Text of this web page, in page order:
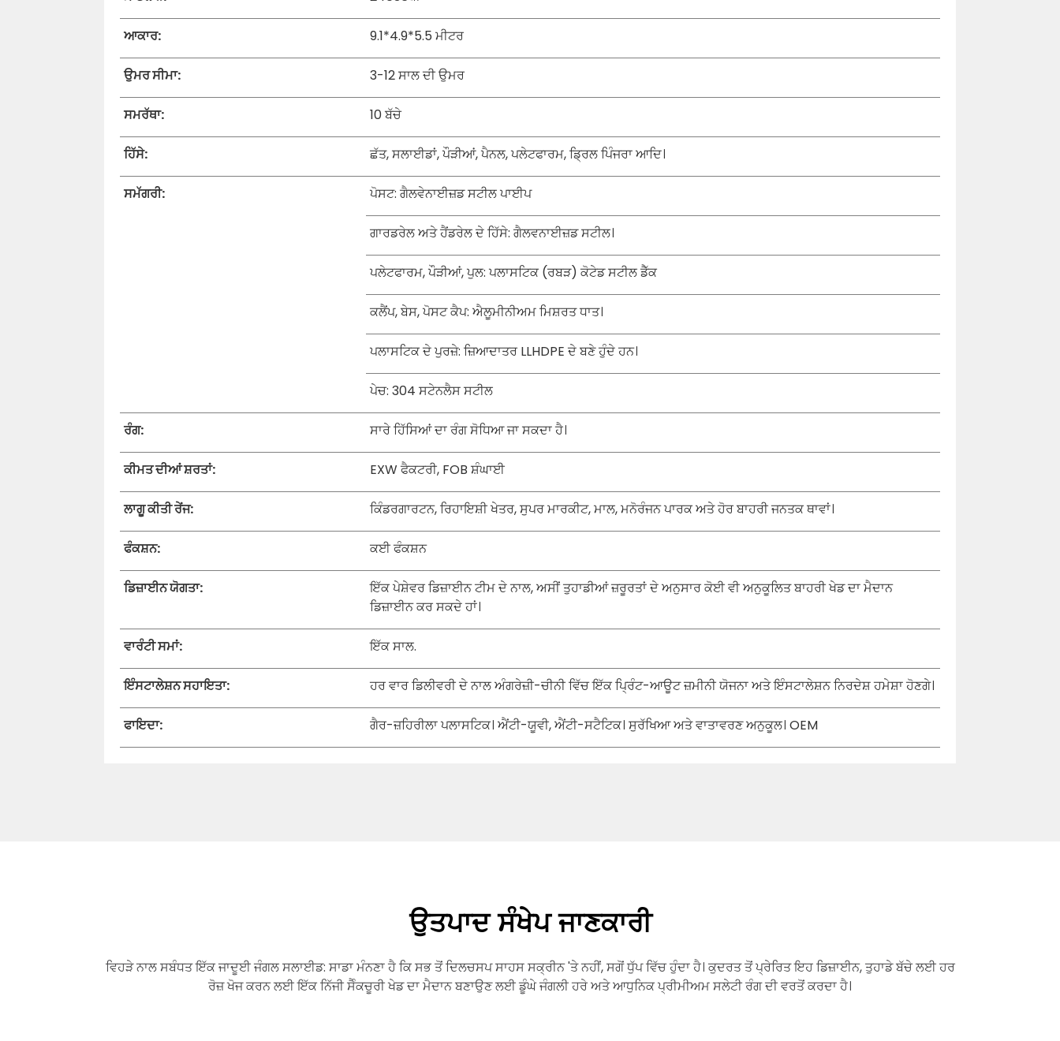
ਆਕਾਰ: 9.1*4.9*5.5 ਮੀਟਰ
ਉਮਰ ਸੀਮਾ: 3-12 ਸਾਲ ਦੀ ਉਮਰ
ਸਮਰੱਥਾ: 10 ਬੱਚੇ
ਹਿੱਸੇ: ਛੱਤ, ਸਲਾਈਡਾਂ, ਪੌੜੀਆਂ, ਪੈਨਲ, ਪਲੇਟਫਾਰਮ, ਡ੍ਰਿਲ ਪਿੰਜਰਾ ਆਦਿ।
ਸਮੱਗਰੀ: ਪੋਸਟ: ਗੈਲਵੇਨਾਈਜ਼ਡ ਸਟੀਲ ਪਾਈਪ
ਗਾਰਡਰੇਲ ਅਤੇ ਹੈਂਡਰੇਲ ਦੇ ਹਿੱਸੇ: ਗੈਲਵਨਾਈਜ਼ਡ ਸਟੀਲ।
ਪਲੇਟਫਾਰਮ, ਪੌੜੀਆਂ, ਪੁਲ: ਪਲਾਸਟਿਕ (ਰਬੜ) ਕੋਟੇਡ ਸਟੀਲ ਡੈੱਕ
ਕਲੈਂਪ, ਬੇਸ, ਪੋਸਟ ਕੈਪ: ਐਲੂਮੀਨੀਅਮ ਮਿਸ਼ਰਤ ਧਾਤ।
ਪਲਾਸਟਿਕ ਦੇ ਪੁਰਜ਼ੇ: ਜ਼ਿਆਦਾਤਰ LLHDPE ਦੇ ਬਣੇ ਹੁੰਦੇ ਹਨ।
ਪੇਚ: 304 ਸਟੇਨਲੈਸ ਸਟੀਲ
ਰੰਗ: ਸਾਰੇ ਹਿੱਸਿਆਂ ਦਾ ਰੰਗ ਸੋਧਿਆ ਜਾ ਸਕਦਾ ਹੈ।
ਕੀਮਤ ਦੀਆਂ ਸ਼ਰਤਾਂ: EXW ਫੈਕਟਰੀ, FOB ਸ਼ੰਘਾਈ
ਲਾਗੂ ਕੀਤੀ ਰੇਂਜ: ਕਿੰਡਰਗਾਰਟਨ, ਰਿਹਾਇਸ਼ੀ ਖੇਤਰ, ਸੁਪਰ ਮਾਰਕੀਟ, ਮਾਲ, ਮਨੋਰੰਜਨ ਪਾਰਕ ਅਤੇ ਹੋਰ ਬਾਹਰੀ ਜਨਤਕ ਥਾਵਾਂ।
ਫੰਕਸ਼ਨ: ਕਈ ਫੰਕਸ਼ਨ
ਡਿਜ਼ਾਈਨ ਯੋਗਤਾ:
ਇੱਕ ਪੇਸ਼ੇਵਰ ਡਿਜ਼ਾਈਨ ਟੀਮ ਦੇ ਨਾਲ, ਅਸੀਂ ਤੁਹਾਡੀਆਂ ਜ਼ਰੂਰਤਾਂ ਦੇ ਅਨੁਸਾਰ ਕੋਈ ਵੀ ਅਨੁਕੂਲਿਤ ਬਾਹਰੀ ਖੇਡ ਦਾ ਮੈਦਾਨ
ਡਿਜ਼ਾਈਨ ਕਰ ਸਕਦੇ ਹਾਂ।
ਵਾਰੰਟੀ ਸਮਾਂ: ਇੱਕ ਸਾਲ.
ਇੰਸਟਾਲੇਸ਼ਨ ਸਹਾਇਤਾ: ਹਰ ਵਾਰ ਡਿਲੀਵਰੀ ਦੇ ਨਾਲ ਅੰਗਰੇਜ਼ੀ-ਚੀਨੀ ਵਿੱਚ ਇੱਕ ਪ੍ਰਿੰਟ-ਆਊਟ ਜ਼ਮੀਨੀ ਯੋਜਨਾ ਅਤੇ ਇੰਸਟਾਲੇਸ਼ਨ ਨਿਰਦੇਸ਼ ਹਮੇਸ਼ਾ ਹੋਣਗੇ।
ਫਾਇਦਾ: ਗੈਰ-ਜ਼ਹਿਰੀਲਾ ਪਲਾਸਟਿਕ। ਐਂਟੀ-ਯੂਵੀ, ਐਂਟੀ-ਸਟੈਟਿਕ। ਸੁਰੱਖਿਆ ਅਤੇ ਵਾਤਾਵਰਣ ਅਨੁਕੂਲ। OEM
ਉਤਪਾਦ ਸੰਖੇਪ ਜਾਣਕਾਰੀ
ਵਿਹੜੇ ਨਾਲ ਸਬੰਧਤ ਇੱਕ ਜਾਦੂਈ ਜੰਗਲ ਸਲਾਈਡ: ਸਾਡਾ ਮੰਨਣਾ ਹੈ ਕਿ ਸਭ ਤੋਂ ਦਿਲਚਸਪ ਸਾਹਸ ਸਕ੍ਰੀਨ 'ਤੇ ਨਹੀਂ, ਸਗੋਂ ਧੁੱਪ ਵਿੱਚ ਹੁੰਦਾ ਹੈ। ਕੁਦਰਤ ਤੋਂ ਪ੍ਰੇਰਿਤ ਇਹ ਡਿਜ਼ਾਈਨ, ਤੁਹਾਡੇ ਬੱਚੇ ਲਈ ਹਰ
ਰੋਜ਼ ਖੋਜ ਕਰਨ ਲਈ ਇੱਕ ਨਿੱਜੀ ਸੈੰਕਚੂਰੀ ਖੇਡ ਦਾ ਮੈਦਾਨ ਬਣਾਉਣ ਲਈ ਡੂੰਘੇ ਜੰਗਲੀ ਹਰੇ ਅਤੇ ਆਧੁਨਿਕ ਪ੍ਰੀਮੀਅਮ ਸਲੇਟੀ ਰੰਗ ਦੀ ਵਰਤੋਂ ਕਰਦਾ ਹੈ।